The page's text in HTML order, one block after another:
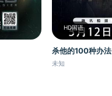
HD国语
杀他的100种办法
未知